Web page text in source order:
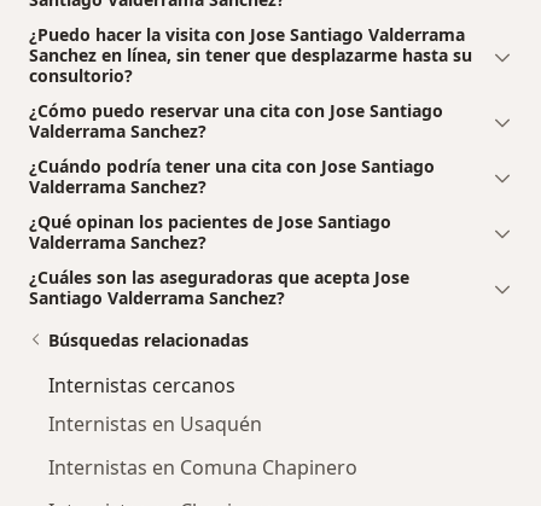
¿Puedo hacer la visita con Jose Santiago Valderrama
Sanchez en línea, sin tener que desplazarme hasta su
consultorio?
¿Cómo puedo reservar una cita con Jose Santiago
Valderrama Sanchez?
¿Cuándo podría tener una cita con Jose Santiago
Valderrama Sanchez?
¿Qué opinan los pacientes de Jose Santiago
Valderrama Sanchez?
¿Cuáles son las aseguradoras que acepta Jose
Santiago Valderrama Sanchez?
Búsquedas relacionadas
Internistas cercanos
Internistas en Usaquén
Internistas en Comuna Chapinero